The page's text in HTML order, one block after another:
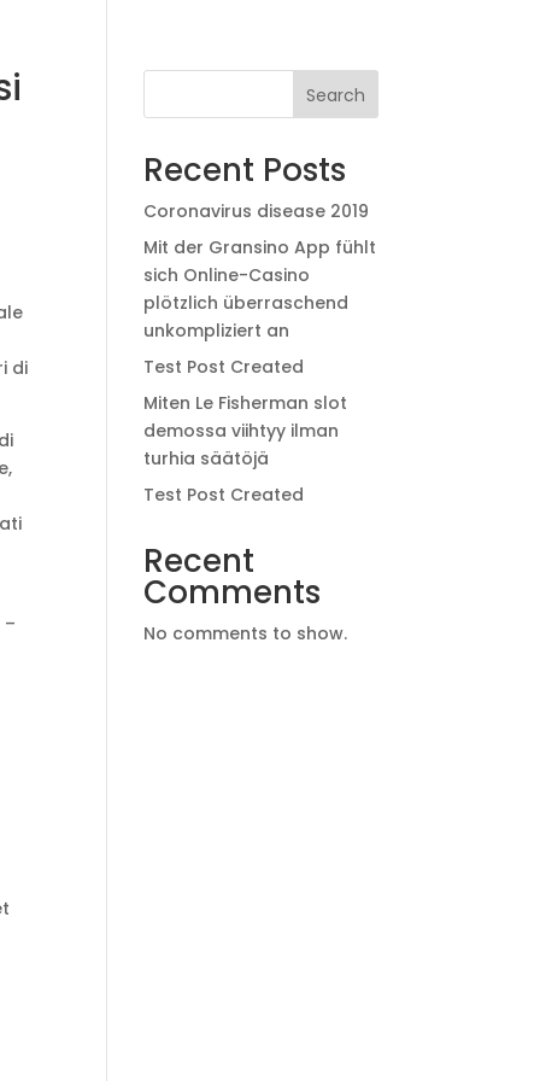
di
Search
Recent Posts
Coronavirus disease 2019
Mit der Gransino App fühlt
sich Online-Casino
plötzlich überraschend
unkompliziert an
Test Post Created
Miten Le Fisherman slot
demossa viihtyy ilman
turhia säätöjä
Test Post Created
Recent
Comments
No comments to show.